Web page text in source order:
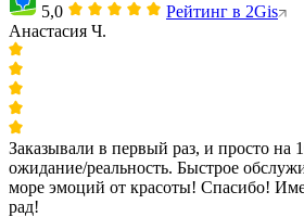
5,0
Рейтинг в 2Gis
Анастасия Ч.
Заказывали в первый раз, и просто на
ожидание/реальность. Быстрое
море эмоций от красоты! Спасибо!
рад!